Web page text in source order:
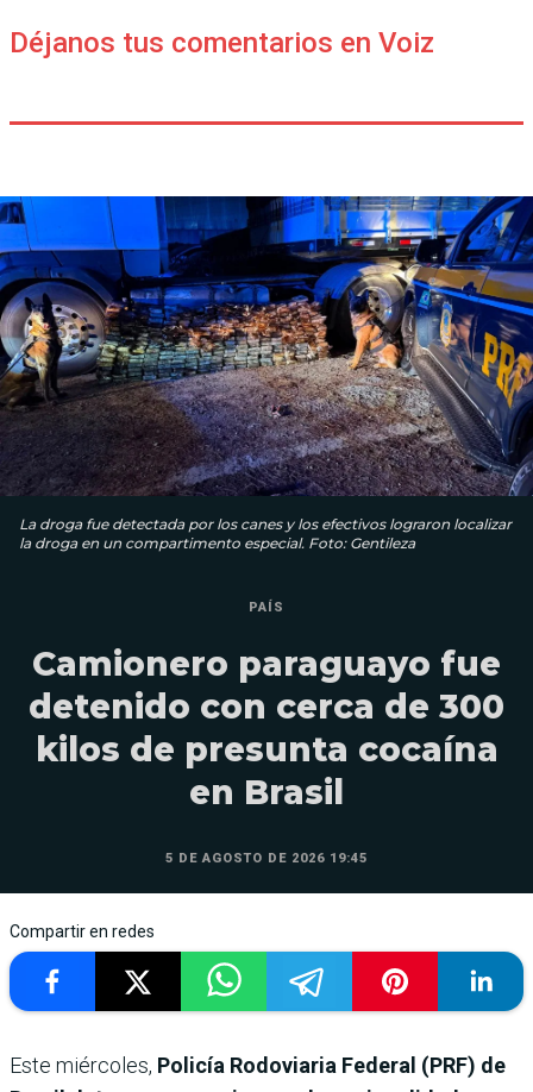
Déjanos tus comentarios en Voiz
La droga fue detectada por los canes y los efectivos lograron localizar
la droga en un compartimento especial. Foto: Gentileza
PAÍS
Camionero paraguayo fue
detenido con cerca de 300
kilos de presunta cocaína
en Brasil
5 DE AGOSTO DE 2026 19:45
Compartir en redes
Este miércoles, Policía Rodoviaria Federal (PRF) de